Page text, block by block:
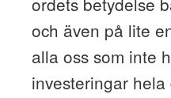
och även på lite
alla oss som inte
investeringar hela